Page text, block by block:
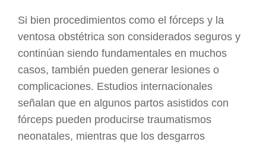
Si bien procedimientos como el fórceps y la
ventosa obstétrica son considerados seguros y
continúan siendo fundamentales en muchos
casos, también pueden generar lesiones o
complicaciones. Estudios internacionales
señalan que en algunos partos asistidos con
fórceps pueden producirse traumatismos
neonatales, mientras que los desgarros